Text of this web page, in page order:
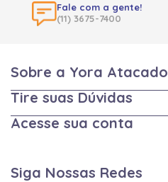
Fale com a gente!
(11) 3675-7400
Sobre a Yora Atacado
Tire suas Dúvidas
Acesse sua conta
Siga Nossas Redes